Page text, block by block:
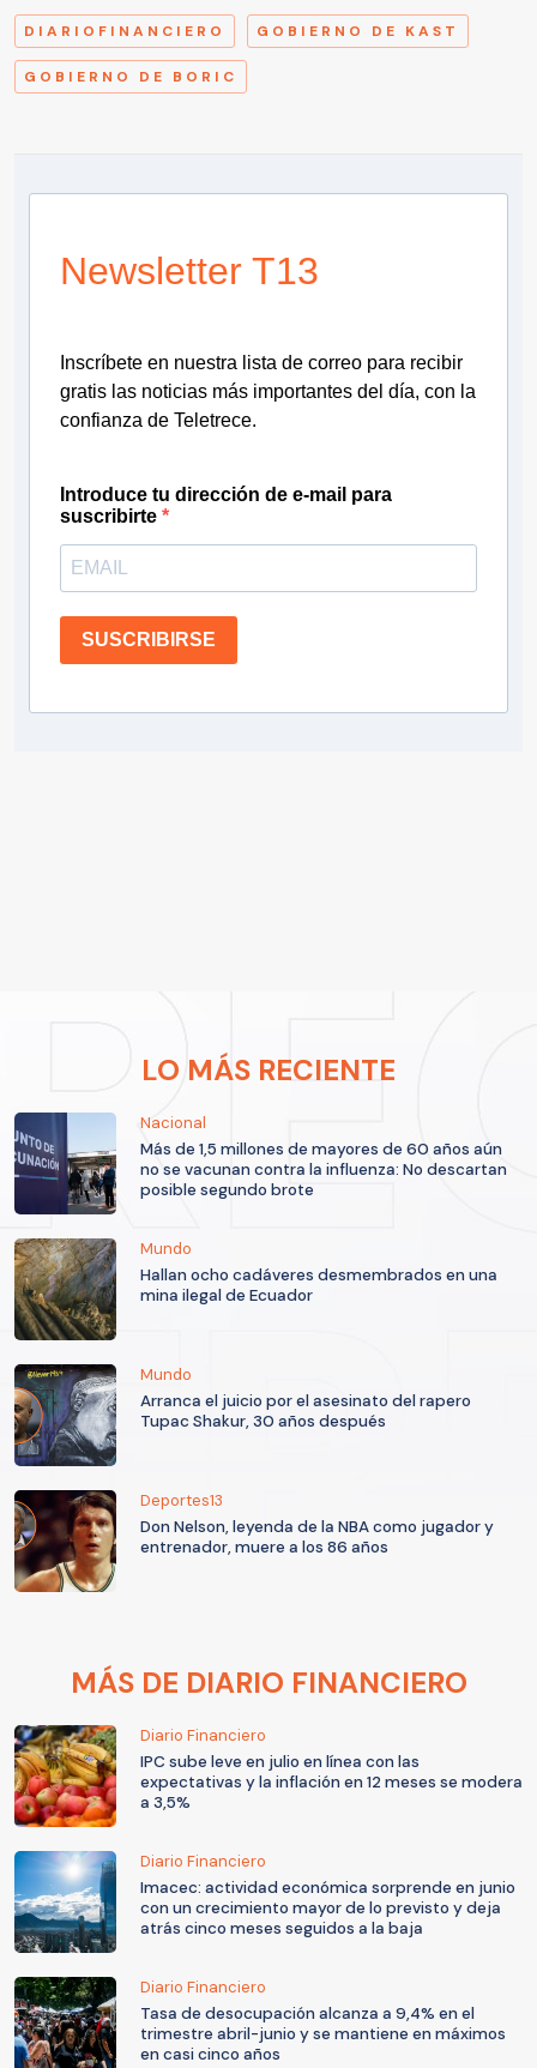
DIARIOFINANCIERO GOBIERNO DE KAST
GOBIERNO DE BORIC
Newsletter T13
Inscríbete en nuestra lista de correo para recibir
gratis las noticias más importantes del día, con la
confianza de Teletrece.
Introduce tu dirección de e-mail para
suscribirte
SUSCRIBIRSE
LO MÁS RECIENTE
Nacional
Más de 1,5 millones de mayores de 60 años aún
no se vacunan contra la influenza: No descartan
posible segundo brote
Mundo
Hallan ocho cadáveres desmembrados en una
mina ilegal de Ecuador
Mundo
Arranca el juicio por el asesinato del rapero
Tupac Shakur, 30 años después
Deportes13
Don Nelson, leyenda de la NBA como jugador y
entrenador, muere a los 86 años
MÁS DE DIARIO FINANCIERO
Diario Financiero
IPC sube leve en julio en línea con las
expectativas y la inflación en 12 meses se modera
a 3,5%
Diario Financiero
Imacec: actividad económica sorprende en junio
con un crecimiento mayor de lo previsto y deja
atrás cinco meses seguidos a la baja
Diario Financiero
Tasa de desocupación alcanza a 9,4% en el
trimestre abril-junio y se mantiene en máximos
en casi cinco años